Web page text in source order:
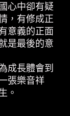
心中卻有疑
，有修成正
意義的正面
是最後的意
成長體會到
張樂音祥
。